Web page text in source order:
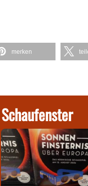
merken
Schaufenster